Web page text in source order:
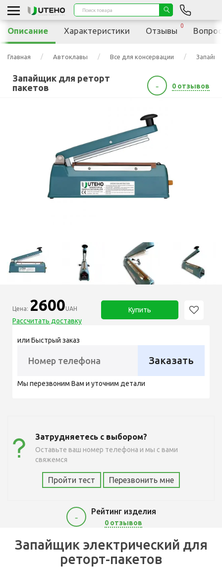
Главная Автоклавы Все для консервации
Запайщик для реторт
пакетов
- 0 отзывов
Цена: 2600UAH
Рассчитать доставку
Купить
или Быстрый заказ
Заказать
Мы перезвоним Вам и уточним детали
Затрудняетесь с выбором?
Оставьте ваш номер телефона и мы с вами
свяжемся
Пройти тест Перезвонить мне
-
Рейтинг изделия
0 отзывов
2600
Описание Характеристики Отзывы
0
Запайщик электрический для
реторт-пакетов